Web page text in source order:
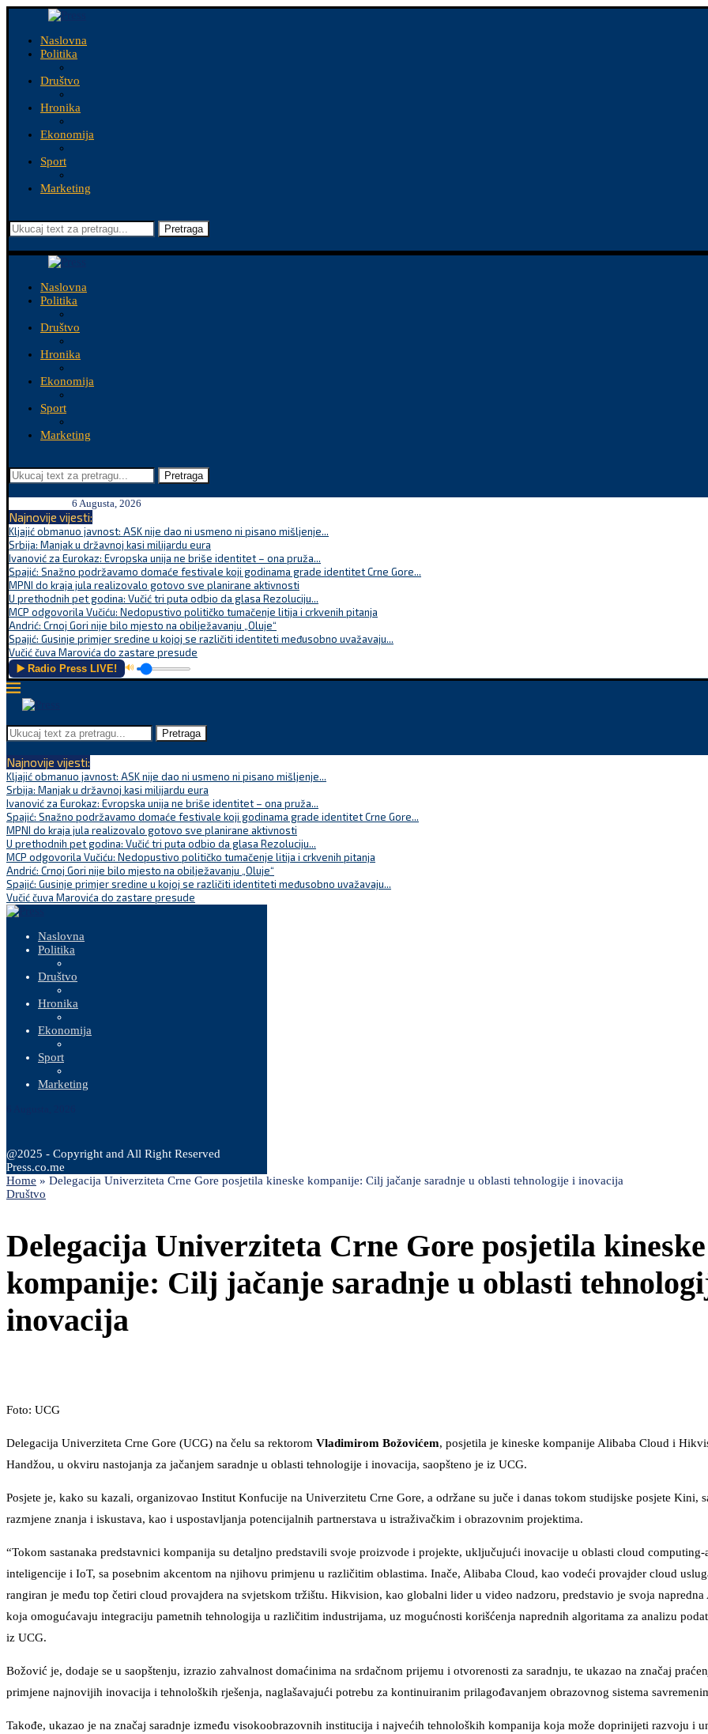
Naslovna
Politika
Društvo
Hronika
Ekonomija
Sport
Marketing
Pretraga
Naslovna
Politika
Društvo
Hronika
Ekonomija
Sport
Marketing
Pretraga
6 Augusta, 2026
Najnovije vijesti:
Kljajić obmanuo javnost: ASK nije dao ni usmeno ni pisano mišljenje...
Srbija: Manjak u državnoj kasi milijardu eura
Ivanović za Eurokaz: Evropska unija ne briše identitet – ona pruža...
Spajić: Snažno podržavamo domaće festivale koji godinama grade identitet Crne Gore...
MPNI do kraja jula realizovalo gotovo sve planirane aktivnosti
U prethodnih pet godina: Vučić tri puta odbio da glasa Rezoluciju...
MCP odgovorila Vučiću: Nedopustivo političko tumačenje litija i crkvenih pitanja
Andrić: Crnoj Gori nije bilo mjesto na obilježavanju „Oluje“
Spajić: Gusinje primjer sredine u kojoj se različiti identiteti međusobno uvažavaju...
Vučić čuva Marovića do zastare presude
▶️ Radio Press LIVE! 🔊
Pretraga
Najnovije vijesti:
Kljajić obmanuo javnost: ASK nije dao ni usmeno ni pisano mišljenje...
Srbija: Manjak u državnoj kasi milijardu eura
Ivanović za Eurokaz: Evropska unija ne briše identitet – ona pruža...
Spajić: Snažno podržavamo domaće festivale koji godinama grade identitet Crne Gore...
MPNI do kraja jula realizovalo gotovo sve planirane aktivnosti
U prethodnih pet godina: Vučić tri puta odbio da glasa Rezoluciju...
MCP odgovorila Vučiću: Nedopustivo političko tumačenje litija i crkvenih pitanja
Andrić: Crnoj Gori nije bilo mjesto na obilježavanju „Oluje“
Spajić: Gusinje primjer sredine u kojoj se različiti identiteti međusobno uvažavaju...
Vučić čuva Marovića do zastare presude
Naslovna
Politika
Društvo
Hronika
Ekonomija
Sport
Marketing
@2025 - Copyright and All Right Reserved
Press.co.me
Home » Delegacija Univerziteta Crne Gore posjetila kineske kompanije: Cilj jačanje saradnje u oblasti tehnologije i inovacija
Društvo
Delegacija Univerziteta Crne Gore posjetila kineske
kompanije: Cilj jačanje saradnje u oblasti
inovacija
Foto: UCG
Delegacija Univerziteta Crne Gore (UCG) na čelu sa rektorom Vladimirom Božovićem, posjetila je kineske kompanije Alibaba Cloud i
Handžou, u okviru nastojanja za jačanjem saradnje u oblasti tehnologije i inovacija, saopšteno je iz UCG.
Posjete je, kako su kazali, organizovao Institut Konfucije na Univerzitetu Crne Gore, a održane su juče i danas tokom studijske posjete Kini,
razmjene znanja i iskustava, kao i uspostavljanja potencijalnih partnerstava u istraživačkim i obrazovnim projektima.
“Tokom sastanaka predstavnici kompanija su detaljno predstavili svoje proizvode i projekte, uključujući inovacije u oblasti cloud computing-
inteligencije i IoT, sa posebnim akcentom na njihovu primjenu u različitim oblastima. Inače, Alibaba Cloud, kao vodeći provajder cloud
rangiran je među top četiri cloud provajdera na svjetskom tržištu. Hikvision, kao globalni lider u video nadzoru, predstavio je svoja napredna
koja omogućavaju integraciju pametnih tehnologija u različitim industrijama, uz mogućnosti korišćenja naprednih algoritama za analizu
iz UCG.
Božović je, dodaje se u saopštenju, izrazio zahvalnost domaćinima na srdačnom prijemu i otvorenosti za saradnju, te ukazao na značaj
primjene najnovijih inovacija i tehnoloških rješenja, naglašavajući potrebu za kontinuiranim prilagođavanjem obrazovnog sistema
Takođe, ukazao je na značaj saradnje između visokoobrazovnih institucija i najvećih tehnoloških kompanija koja može doprinijeti razvoju i